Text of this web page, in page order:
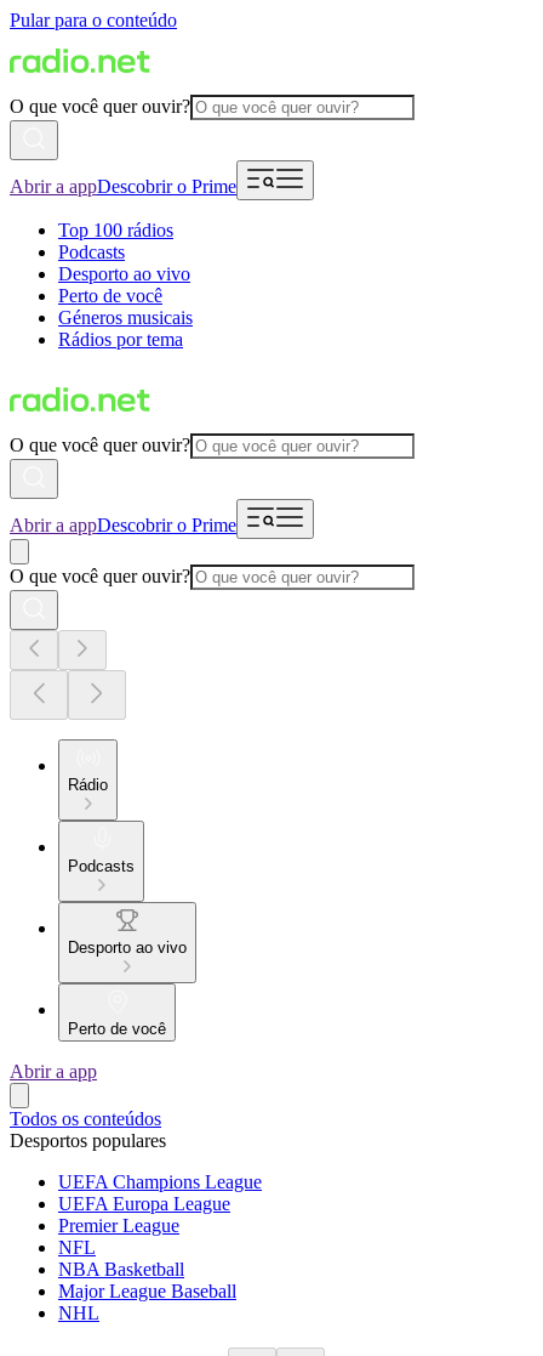
Pular para o conteúdo
O que você quer ouvir?
Abrir a appDescobrir o Prime
Top 100 rádios
Podcasts
Desporto ao vivo
Perto de você
Géneros musicais
Rádios por tema
O que você quer ouvir?
Abrir a appDescobrir o Prime
O que você quer ouvir?
Rádio
Podcasts
Desporto ao vivo
Perto de você
Abrir a app
Todos os conteúdos
Desportos populares
UEFA Champions League
UEFA Europa League
Premier League
NFL
NBA Basketball
Major League Baseball
NHL